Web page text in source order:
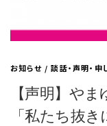
お知らせ/談話・声明・申
【声明】や
「私たち抜